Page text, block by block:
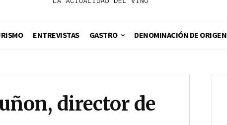
ENTREVISTAS GASTRO DENOMINACIÓN DE ORIGEN
director de